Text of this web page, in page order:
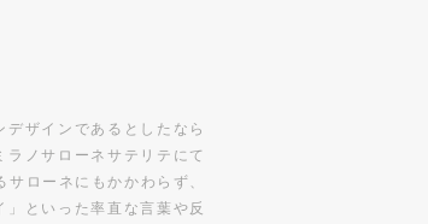
ザインであるとしたなら
ノサローネサテリテにて
ローネにもかかわらず、
といった率直な言葉や反